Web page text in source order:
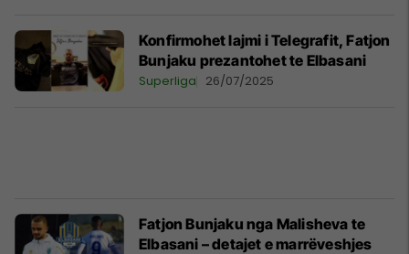
Konfirmohet lajmi i Telegrafit, Fatjon
Bunjaku prezantohet te Elbasani
Superliga 26/07/2025
Fatjon Bunjaku nga Malisheva te
Elbasani – detajet e marrëveshjes